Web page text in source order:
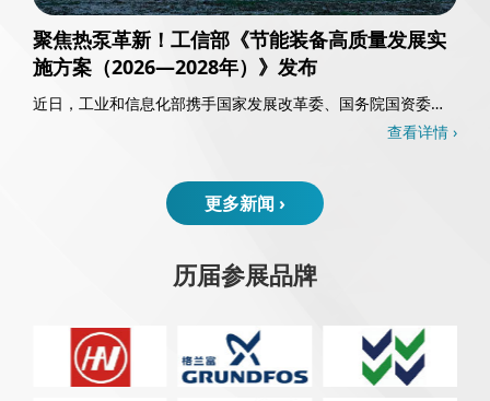
聚焦热泵革新！工信部《节能装备高质量发展实
施方案（2026—2028年）》发布
近日，工业和信息化部携手国家发展改革委、国务院国资委以
查看详情 ›
更多新闻 ›
历届参展品牌